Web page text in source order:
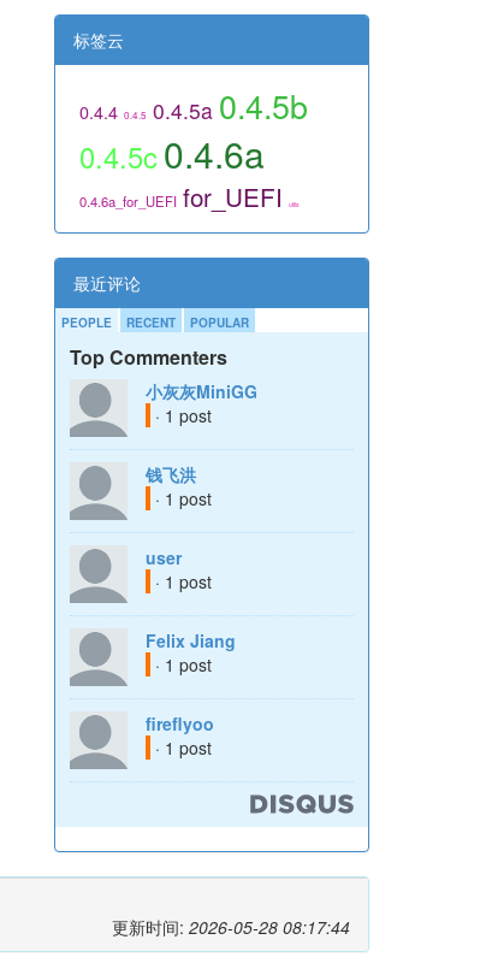
标签云
0.4.4 0.4.5 0.4.5a 0.4.5b
0.4.5c0.4.6a
0.4.6a_for_UEFI for_UEFI utils
最近评论
PEOPLE RECENT POPULAR
Top Commenters
小灰灰MiniGG
· 1 post
钱飞洪
· 1 post
user
· 1 post
Felix Jiang
· 1 post
fireflyoo
· 1 post
更新时间: 2026-05-28 08:17:44